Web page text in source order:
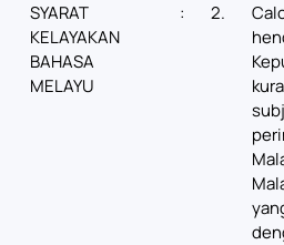
SYARAT
KELAYAKAN
BAHASA
MELAYU
: 2.